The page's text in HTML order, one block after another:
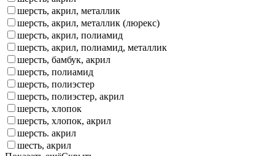
шерсть, акрил, металлик
шерсть, акрил, металлик (люрекс)
шерсть, акрил, полиамид
шерсть, акрил, полиамид, металлик
шерсть, бамбук, акрил
шерсть, полиамид
шерсть, полиэстер
шерсть, полиэстер, акрил
шерсть, хлопок
шерсть, хлопок, акрил
шерсть. акрил
шесть, акрил